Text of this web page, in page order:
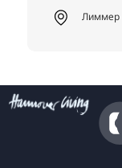
Лиммер